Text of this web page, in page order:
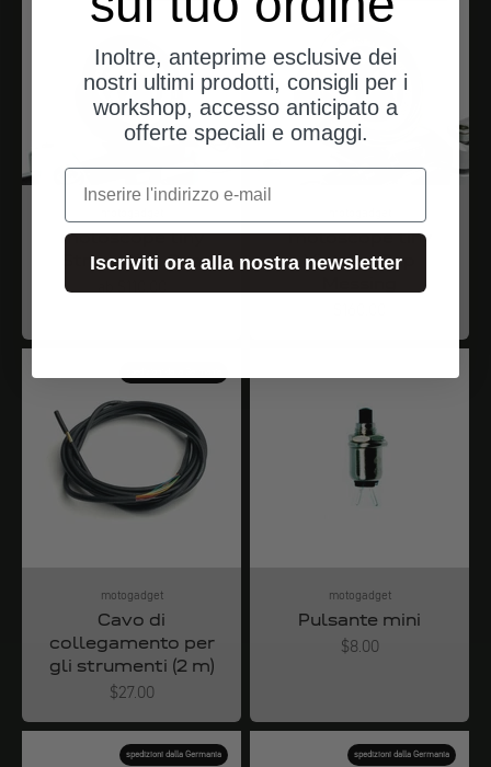
motoscope tiny
Streamline Cup
ab $110.00
motoscope tiny
Vintage Cup
motogadget
Cavo di
collegamento per
gli strumenti (2 m)
Angebot
$27.00
motogadget
Pulsante mini
Angebot
$8.00
spedizioni dalla Germania spedizioni dalla Germania
Inoltre, anteprime esclusive dei
nostri ultimi prodotti, consigli per i
workshop, accesso anticipato a
offerte speciali e omaggi.
e-mail
Iscriviti ora alla nostra newsletter